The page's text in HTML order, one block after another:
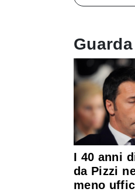
I 40 anni
da Pizzi
meno